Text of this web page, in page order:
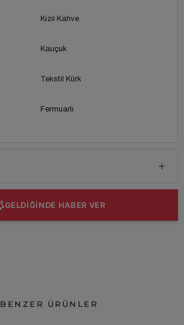
Kızıl Kahve
Kauçuk
Tekstil Kürk
Fermuarlı
GELDİĞİNDE HABER VER
BENZER ÜRÜNLER